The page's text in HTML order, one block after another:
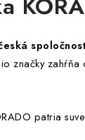
značky zahŕňa
patria